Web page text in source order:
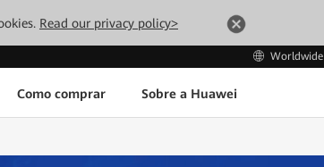
Read our privacy policy>
Worldwide
Como comprar Sobre a Huawei